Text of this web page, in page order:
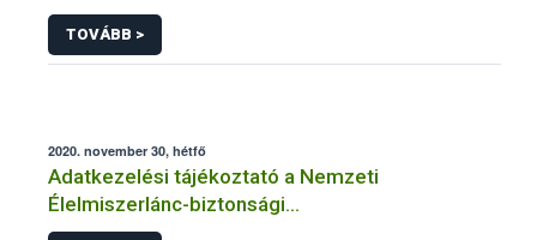
történő regisztrációhoz kapcsolódó
adatkezelések vonatkozásában
TOVÁBB >
2020. november 30, hétfő
Adatkezelési tájékoztató a Nemzeti
Élelmiszerlánc-biztonsági
Hivatal tevékenységéhez kötődő érintetti jogok